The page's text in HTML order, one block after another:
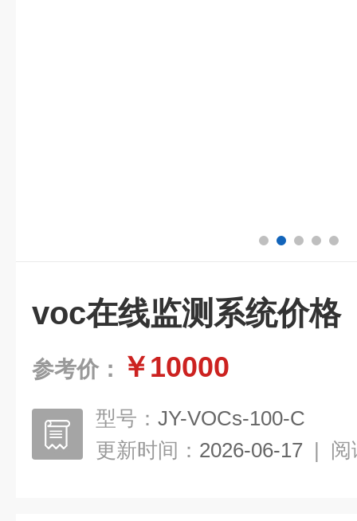
voc在线监测系统价格
参考价： ￥10000
型号： JY-VOCs-100-C
更新时间： 2026-06-17 | 阅